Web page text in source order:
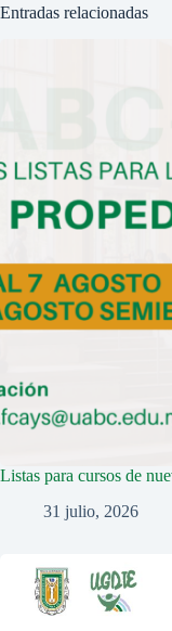
Entradas relacionadas
Listas para cursos de
31 julio, 2026